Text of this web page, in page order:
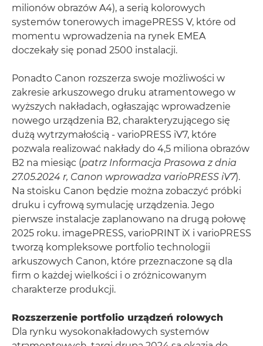
milionów obrazów A4), a serią kolorowych
systemów tonerowych imagePRESS V, które od
momentu wprowadzenia na rynek EMEA
doczekały się ponad 2500 instalacji.
Ponadto Canon rozszerza swoje możliwości w
zakresie arkuszowego druku atramentowego w
wyższych nakładach, ogłaszając wprowadzenie
nowego urządzenia B2, charakteryzującego się
dużą wytrzymałością - varioPRESS iV7, które
pozwala realizować nakłady do 4,5 miliona obrazów
B2 na miesiąc (patrz Informacja Prasowa z dnia
27.05.2024 r, Canon wprowadza varioPRESS iV7).
Na stoisku Canon będzie można zobaczyć próbki
druku i cyfrową symulację urządzenia. Jego
pierwsze instalacje zaplanowano na drugą połowę
2025 roku. imagePRESS, varioPRINT iX i varioPRESS
tworzą kompleksowe portfolio technologii
arkuszowych Canon, które przeznaczone są dla
firm o każdej wielkości i o zróżnicowanym
charakterze produkcji.
Rozszerzenie portfolio urządzeń rolowych
Dla rynku wysokonakładowych systemów